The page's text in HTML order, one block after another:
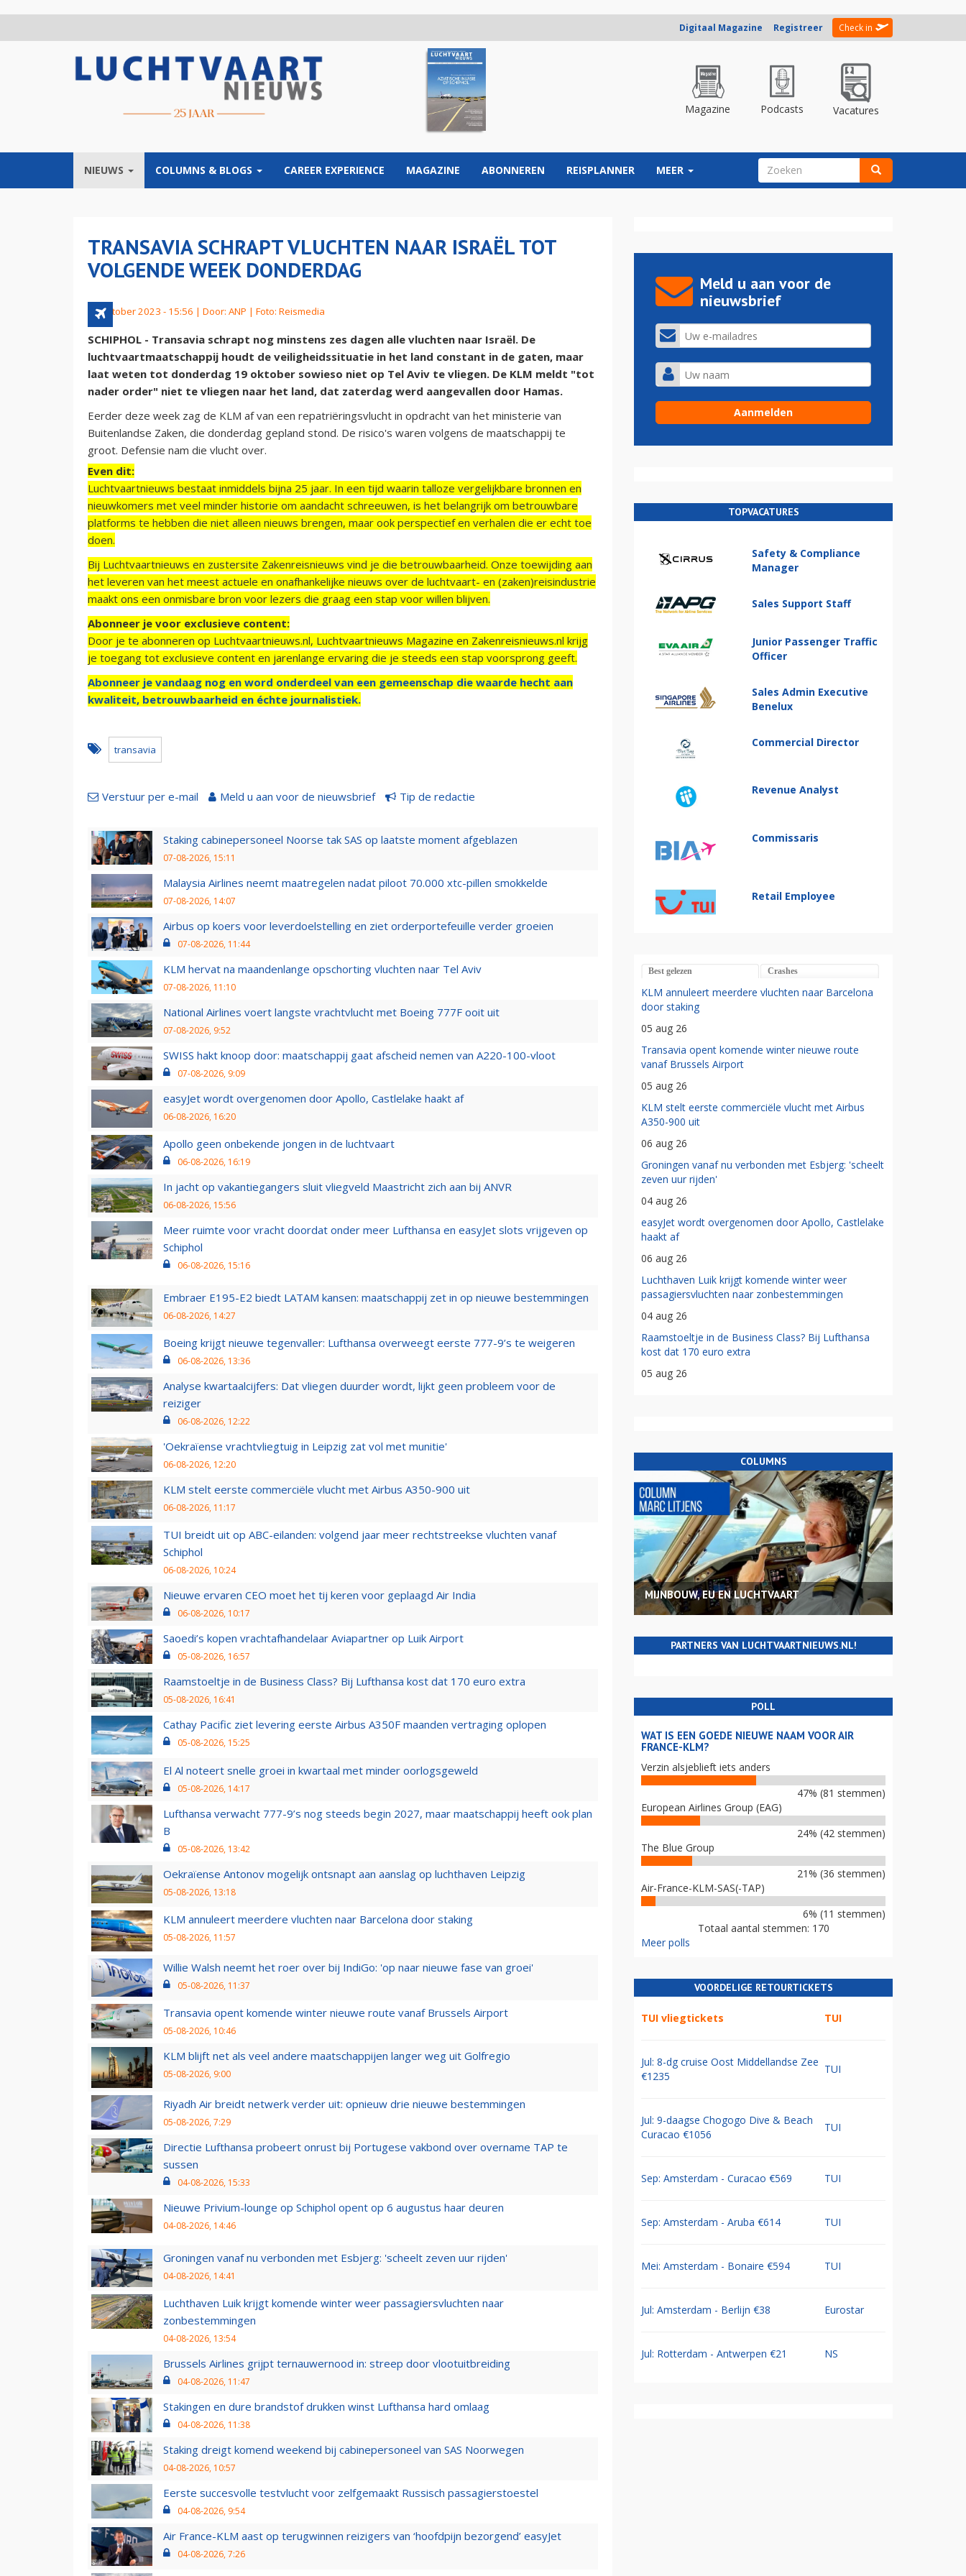
Digitaal Magazine Registreer Check in
Magazine Podcasts Vacatures
NIEUWS COLUMNS & BLOGS CAREER EXPERIENCE MAGAZINE ABONNEREN REISPLANNER MEER ZOEKVELD
TRANSAVIA SCHRAPT VLUCHTEN NAAR ISRAËL TOT
VOLGENDE WEEK DONDERDAG
13 oktober 2023 - 15:56 | Door: ANP | Foto: Reismedia
SCHIPHOL - Transavia schrapt nog minstens zes dagen alle vluchten naar Israël. De
luchtvaartmaatschappij houdt de veiligheidssituatie in het land constant in de gaten, maar
laat weten tot donderdag 19 oktober sowieso niet op Tel Aviv te vliegen. De KLM meldt "tot
nader order" niet te vliegen naar het land, dat zaterdag werd aangevallen door Hamas.
Eerder deze week zag de KLM af van een repatriëringsvlucht in opdracht van het ministerie van
Buitenlandse Zaken, die donderdag gepland stond. De risico's waren volgens de maatschappij te
groot. Defensie nam die vlucht over.
Even dit:
Luchtvaartnieuws bestaat inmiddels bijna 25 jaar. In een tijd waarin talloze vergelijkbare bronnen en
nieuwkomers met veel minder historie om aandacht schreeuwen, is het belangrijk om betrouwbare
platforms te hebben die niet alleen nieuws brengen, maar ook perspectief en verhalen die er echt toe
doen.
Bij Luchtvaartnieuws en zustersite Zakenreisnieuws vind je die betrouwbaarheid. Onze toewijding aan
het leveren van het meest actuele en onafhankelijke nieuws over de luchtvaart- en (zaken)reisindustrie
maakt ons een onmisbare bron voor lezers die graag een stap voor willen blijven.
Abonneer je voor exclusieve content:
Door je te abonneren op Luchtvaartnieuws.nl, Luchtvaartnieuws Magazine en Zakenreisnieuws.nl krijg
je toegang tot exclusieve content en jarenlange ervaring die je steeds een stap voorsprong geeft.
Abonneer je vandaag nog en word onderdeel van een gemeenschap die waarde hecht aan
kwaliteit, betrouwbaarheid en échte journalistiek.
transavia
Verstuur per e-mail Meld u aan voor de nieuwsbrief Tip de redactie
Staking cabinepersoneel Noorse tak SAS op laatste moment afgeblazen
07-08-2026, 15:11
Malaysia Airlines neemt maatregelen nadat piloot 70.000 xtc-pillen smokkelde
07-08-2026, 14:07
Airbus op koers voor leverdoelstelling en ziet orderportefeuille verder groeien
07-08-2026, 11:44
KLM hervat na maandenlange opschorting vluchten naar Tel Aviv
07-08-2026, 11:10
National Airlines voert langste vrachtvlucht met Boeing 777F ooit uit
07-08-2026, 9:52
SWISS hakt knoop door: maatschappij gaat afscheid nemen van A220-100-vloot
07-08-2026, 9:09
easyJet wordt overgenomen door Apollo, Castlelake haakt af
06-08-2026, 16:20
Apollo geen onbekende jongen in de luchtvaart
06-08-2026, 16:19
In jacht op vakantiegangers sluit vliegveld Maastricht zich aan bij ANVR
06-08-2026, 15:56
Meer ruimte voor vracht doordat onder meer Lufthansa en easyJet slots vrijgeven op
Schiphol
06-08-2026, 15:16
Embraer E195-E2 biedt LATAM kansen: maatschappij zet in op nieuwe bestemmingen
06-08-2026, 14:27
Boeing krijgt nieuwe tegenvaller: Lufthansa overweegt eerste 777-9’s te weigeren
06-08-2026, 13:36
Analyse kwartaalcijfers: Dat vliegen duurder wordt, lijkt geen probleem voor de
reiziger
06-08-2026, 12:22
'Oekraïense vrachtvliegtuig in Leipzig zat vol met munitie'
06-08-2026, 12:20
KLM stelt eerste commerciële vlucht met Airbus A350-900 uit
06-08-2026, 11:17
TUI breidt uit op ABC-eilanden: volgend jaar meer rechtstreekse vluchten vanaf
Schiphol
06-08-2026, 10:24
Nieuwe ervaren CEO moet het tij keren voor geplaagd Air India
06-08-2026, 10:17
Saoedi’s kopen vrachtafhandelaar Aviapartner op Luik Airport
05-08-2026, 16:57
Raamstoeltje in de Business Class? Bij Lufthansa kost dat 170 euro extra
05-08-2026, 16:41
Cathay Pacific ziet levering eerste Airbus A350F maanden vertraging oplopen
05-08-2026, 15:25
El Al noteert snelle groei in kwartaal met minder oorlogsgeweld
05-08-2026, 14:17
Lufthansa verwacht 777-9’s nog steeds begin 2027, maar maatschappij heeft ook plan
B
05-08-2026, 13:42
Oekraïense Antonov mogelijk ontsnapt aan aanslag op luchthaven Leipzig
05-08-2026, 13:18
KLM annuleert meerdere vluchten naar Barcelona door staking
05-08-2026, 11:57
Willie Walsh neemt het roer over bij IndiGo: 'op naar nieuwe fase van groei'
05-08-2026, 11:37
Transavia opent komende winter nieuwe route vanaf Brussels Airport
05-08-2026, 10:46
KLM blijft net als veel andere maatschappijen langer weg uit Golfregio
05-08-2026, 9:00
Riyadh Air breidt netwerk verder uit: opnieuw drie nieuwe bestemmingen
05-08-2026, 7:29
Directie Lufthansa probeert onrust bij Portugese vakbond over overname TAP te
sussen
04-08-2026, 15:33
Nieuwe Privium-lounge op Schiphol opent op 6 augustus haar deuren
04-08-2026, 14:46
Groningen vanaf nu verbonden met Esbjerg: 'scheelt zeven uur rijden'
04-08-2026, 14:41
Luchthaven Luik krijgt komende winter weer passagiersvluchten naar
zonbestemmingen
04-08-2026, 13:54
Brussels Airlines grijpt ternauwernood in: streep door vlootuitbreiding
04-08-2026, 11:47
Stakingen en dure brandstof drukken winst Lufthansa hard omlaag
04-08-2026, 11:38
Staking dreigt komend weekend bij cabinepersoneel van SAS Noorwegen
04-08-2026, 10:57
Eerste succesvolle testvlucht voor zelfgemaakt Russisch passagierstoestel
04-08-2026, 9:54
Air France-KLM aast op terugwinnen reizigers van ‘hoofdpijn bezorgend’ easyJet
04-08-2026, 7:26
Meld u aan voor de
nieuwsbrief
TOPVACATURES
Safety & Compliance
Manager
Sales Support Staff
Junior Passenger Traffic
Officer
Sales Admin Executive
Benelux
Commercial Director
Revenue Analyst
Commissaris
Retail Employee
Best gelezen Crashes
KLM annuleert meerdere vluchten naar Barcelona
door staking
05 aug 26
Transavia opent komende winter nieuwe route
vanaf Brussels Airport
05 aug 26
KLM stelt eerste commerciële vlucht met Airbus
A350-900 uit
06 aug 26
Groningen vanaf nu verbonden met Esbjerg: 'scheelt
zeven uur rijden'
04 aug 26
easyJet wordt overgenomen door Apollo, Castlelake
haakt af
06 aug 26
Luchthaven Luik krijgt komende winter weer
passagiersvluchten naar zonbestemmingen
04 aug 26
Raamstoeltje in de Business Class? Bij Lufthansa
kost dat 170 euro extra
05 aug 26
COLUMNS
MIJNBOUW, EU EN LUCHTVAART
PARTNERS VAN LUCHTVAARTNIEUWS.NL!
POLL
WAT IS EEN GOEDE NIEUWE NAAM VOOR AIR
FRANCE-KLM?
Verzin alsjeblieft iets anders
47% (81 stemmen)
European Airlines Group (EAG)
24% (42 stemmen)
The Blue Group
21% (36 stemmen)
Air-France-KLM-SAS(-TAP)
6% (11 stemmen)
Totaal aantal stemmen: 170
Meer polls
VOORDELIGE RETOURTICKETS
TUI vliegtickets TUI
Jul: 8-dg cruise Oost Middellandse Zee
€1235
TUI
Jul: 9-daagse Chogogo Dive & Beach
Curacao €1056
TUI
Sep: Amsterdam - Curacao €569 TUI
Sep: Amsterdam - Aruba €614 TUI
Mei: Amsterdam - Bonaire €594 TUI
Jul: Amsterdam - Berlijn €38 Eurostar
Jul: Rotterdam - Antwerpen €21 NS